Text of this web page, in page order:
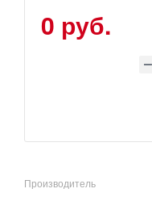
0 руб.
Производитель